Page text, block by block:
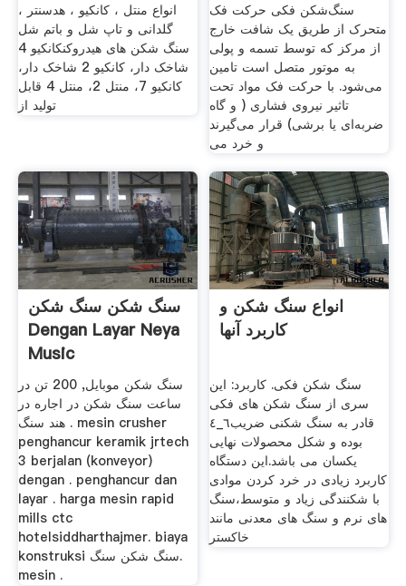
انواع منتل ، کانکیو ، هدسنتر ،
گلدانی و تاپ شل و باتم شل
سنگ شکن های هیدروکنکانکیو 4
شاخک دار، کانکیو 2 شاخک دار،
کانکیو 7، منتل 2، منتل 4 قابل
تولید از
سنگ‌شکن فکی حرکت فک
متحرک از طریق یک شافت خارج
از مرکز که توسط تسمه و پولی
به موتور متصل است تامین
می‌شود. با حرکت فک مواد تحت
تاثیر نیروی فشاری ( و گاه
ضربه‌ای یا برشی) قرار می‌گیرند
و خرد می
سنگ شکن سنگ شکن
Dengan Layar Neya
Music
سنگ شکن موبایل, 200 تن در
ساعت سنگ شکن در اجاره در
هند سنگ . mesin crusher
penghancur keramik jrtech
3 berjalan (konveyor)
dengan . penghancur dan
layar . harga mesin rapid
mills ctc
hotelsiddharthajmer. biaya
konstruksi سنگ شکن سنگ.
mesin .
انواع سنگ شکن و
کاربرد آنها
سنگ شکن فکی. کاربرد: این
سری از سنگ شکن های فکی
قادر به سنگ شکنی ضریب٦_٤
بوده و شکل محصولات نهایی
یکسان می باشد.این دستگاه
کاربرد زیادی در خرد کردن موادی
با شکنندگی زیاد و متوسط،سنگ
های نرم و سنگ های معدنی مانند
خاکستر